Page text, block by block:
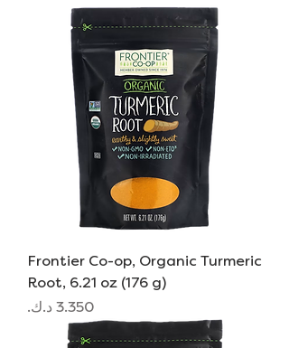
Frontier Co-op, Organic Turmeric
Root, 6.21 oz (176 g)
السعر